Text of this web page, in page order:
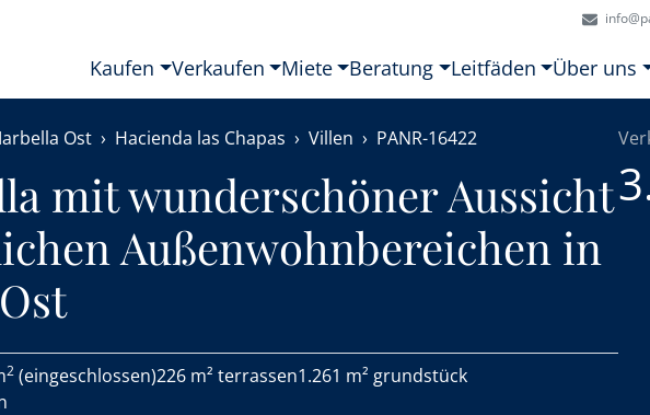
Kaufen Verkaufen Miete Beratung Leitfäden Über uns
Ost Hacienda las Chapas Villen PANR-16422
mit wunderschöner Aussicht
Außenwohnbereichen in
2 (eingeschlossen)226 m² terrassen1.261 m² grundstück